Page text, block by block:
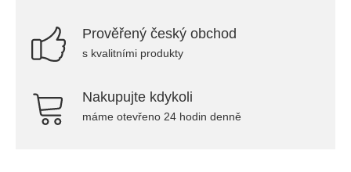
Prověřený český obchod
s kvalitními produkty
Nakupujte kdykoli
máme otevřeno 24 hodin denně